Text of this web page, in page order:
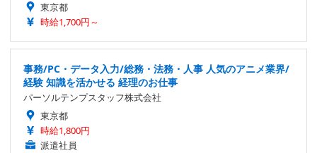
東京都
時給1,700円～
事務/PC・データ入力/総務・法務・人事 人気のアニメ業界/
経験 知識を活かせる 経理のお仕事
パーソルテンプスタッフ株式会社
東京都
時給1,800円
派遣社員